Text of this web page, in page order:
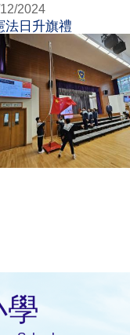
2024
法日升旗禮
學